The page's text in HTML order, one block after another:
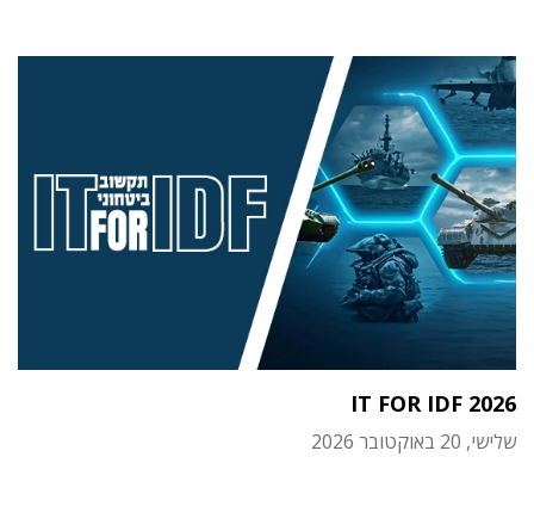
IT FOR IDF 2026
שלישי, 20 באוקטובר 2026